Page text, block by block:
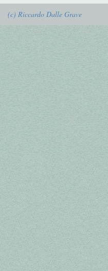
(c) Riccardo Dalle Grave